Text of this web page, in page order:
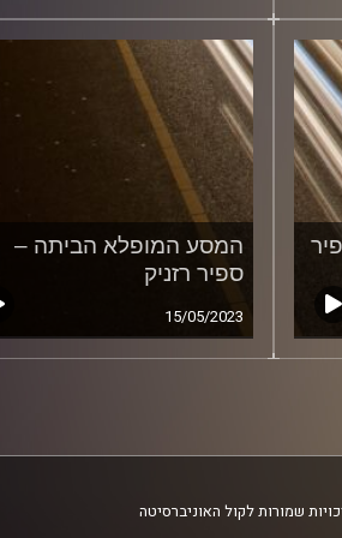
המסע המופלא הביתה –
ספיר רזניק
15/05/2023
שמורות לקול האוניברסיטה